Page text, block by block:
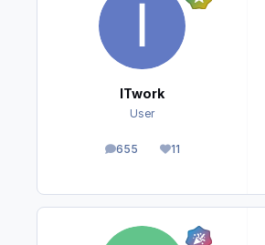
ITwork
User
655
Beiträge 11
Reputation